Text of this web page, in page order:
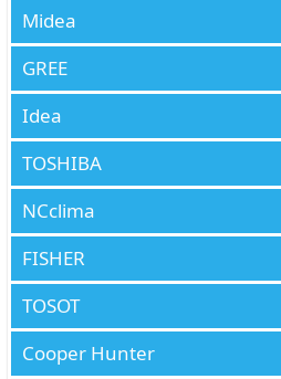
Midea
GREE
Idea
TOSHIBA
NCclima
FISHER
TOSOT
Cooper Hunter